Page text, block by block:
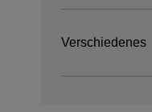
Verschiedenes